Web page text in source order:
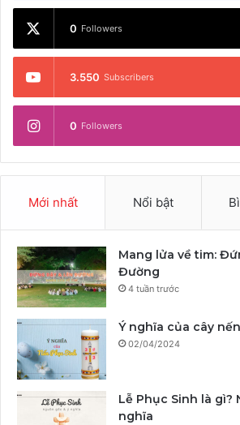
0 Followers
3.550 Subscribers
0 Followers
Mới nhất Nổi bật
Mang lửa về tim:
Đường
4 tuần trước
Ý nghĩa của cây
02/04/2024
Lễ Phục Sinh là gì?
nghĩa